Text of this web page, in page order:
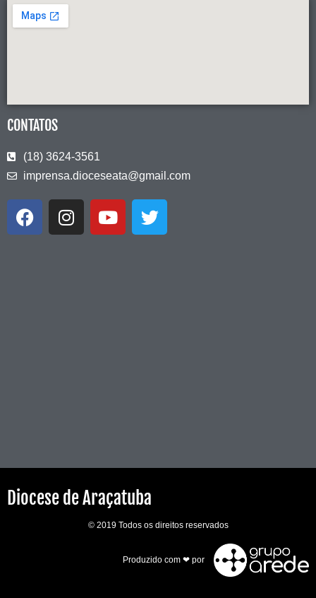
CONTATOS
(18) 3624-3561
imprensa.dioceseata@gmail.com
Diocese de Araçatuba
© 2019 Todos os direitos reservados
Produzido com ❤ por